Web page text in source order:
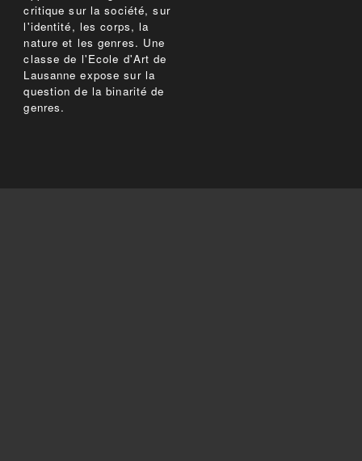
critique sur la société, sur
l'identité, les corps, la
nature et les genres. Une
classe de l'Ecole d'Art de
Lausanne expose sur la
question de la binarité de
genres.